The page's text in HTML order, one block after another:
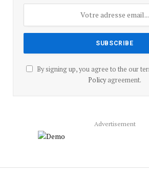
By signing up, you agree to the our
Policyagreement.
Advertisement